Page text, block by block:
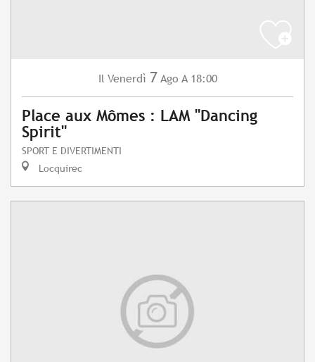
Il Venerdì 7 Ago A 18:00
Place aux Mômes : LAM "Dancing
Spirit"
SPORT E DIVERTIMENTI
Locquirec